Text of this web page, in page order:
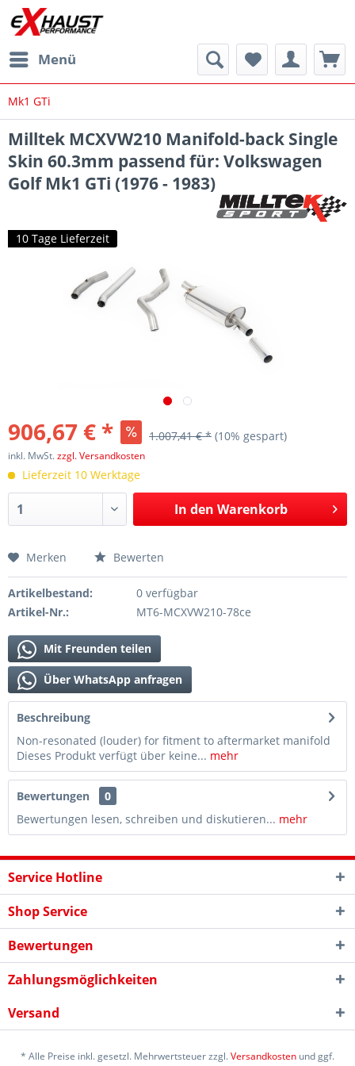
Menü
Mk1 GTi
Milltek MCXVW210 Manifold-back Single
Skin 60.3mm passend für: Volkswagen
Golf Mk1 GTi (1976 - 1983)
10 Tage Lieferzeit
906,67 € * 1.007,41 € * (10% gespart)
inkl. MwSt.zzgl. Versandkosten
Lieferzeit 10 Werktage
In den Warenkorb
Merken Bewerten
Artikelbestand:
0 verfügbar
Artikel-Nr.:
MT6-MCXVW210-78ce
Mit Freunden teilen
Über WhatsApp anfragen
Beschreibung
Non-resonated (louder) for fitment to aftermarket manifold
Dieses Produkt verfügt über keine... mehr
Bewertungen
0
Bewertungen lesen, schreiben und diskutieren... mehr
Service Hotline
Shop Service
Bewertungen
Zahlungsmöglichkeiten
Versand
* Alle Preise inkl. gesetzl. Mehrwertsteuer zzgl.Versandkosten und ggf.